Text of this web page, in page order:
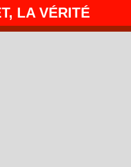
LA VÉRITÉ